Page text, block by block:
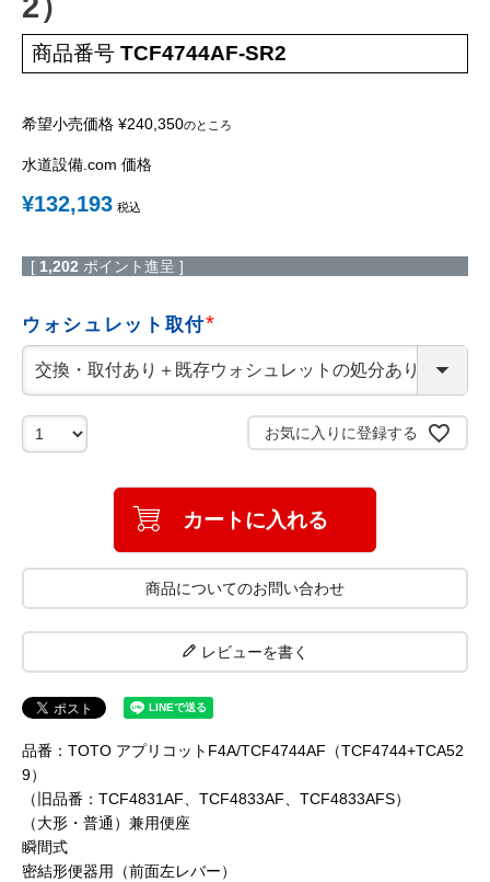
取り付けの手順
について
商品番号 TCF4744AF-SR2
希望小売価格 ¥240,350のところ
水道設備.com 価格
¥132,193 税込
[ 1,202 ポイント進呈 ]
ウォシュレット取付
(
必
お気に入りに登録する
カートに入れる
商品についてのお問い合わせ
レビューを書く
品番：TOTO アプリコットF4A/TCF4744AF（TCF4744+TCA52
9）
（旧品番：TCF4831AF、TCF4833AF、TCF4833AFS）
（大形・普通）兼用便座
瞬間式
密結形便器用（前面左レバー）